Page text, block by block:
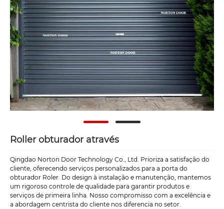
Roller obturador através
Qingdao Norton Door Technology Co., Ltd. Prioriza a satisfação do
cliente, oferecendo serviços personalizados para a porta do
obturador Roler. Do design à instalação e manutenção, mantemos
um rigoroso controle de qualidade para garantir produtos e
serviços de primeira linha. Nosso compromisso com a excelência e
a abordagem centrista do cliente nos diferencia no setor.